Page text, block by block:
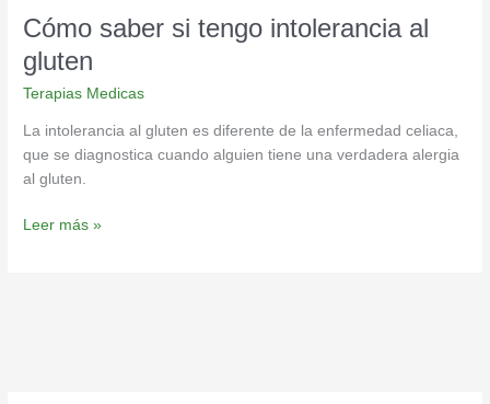
Cómo saber si tengo intolerancia al
gluten
Terapias Medicas
La intolerancia al gluten es diferente de la enfermedad celiaca,
que se diagnostica cuando alguien tiene una verdadera alergia
al gluten.
Leer más »